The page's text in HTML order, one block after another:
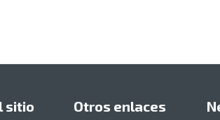
sitio Otros enlaces